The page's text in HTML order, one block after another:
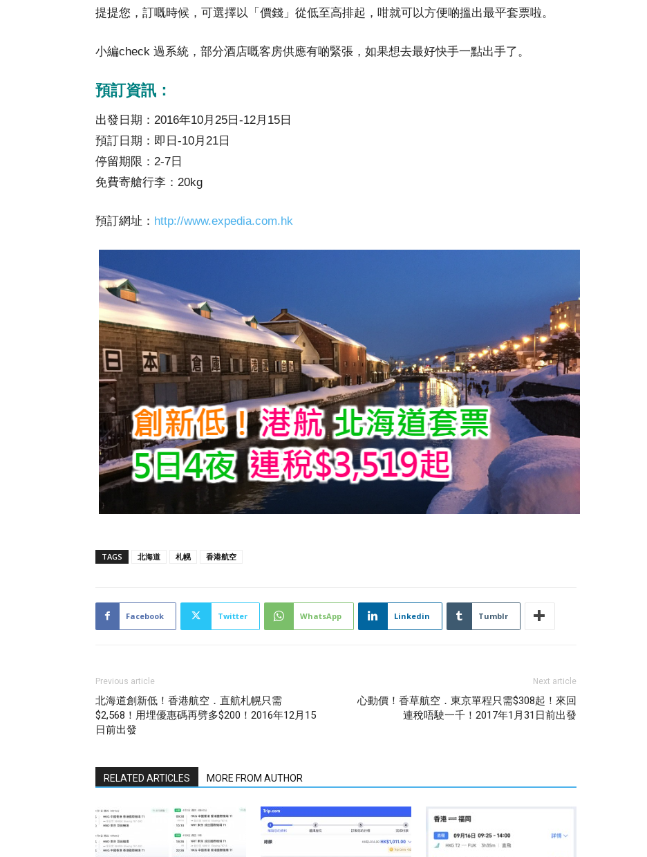
提提您，訂嘅時候，可選擇以「價錢」從低至高排起，咁就可以方便啲搵出最平套票啦。
小編check 過系統，部分酒店嘅客房供應有啲緊張，如果想去最好快手一點出手了。
預訂資訊：
出發日期：2016年10月25日-12月15日
預訂日期：即日-10月21日
停留期限：2-7日
免費寄艙行李：20kg
預訂網址： http://www.expedia.com.hk
TAGS 北海道 札幌 香港航空
Facebook Twitter WhatsApp Linkedin Tumblr
Previous article
北海道創新低！香港航空．直航札幌只需
$2,568！用埋優惠碼再劈多$200！2016年12月15
日前出發
Next article
心動價！香草航空．東京單程只需$308起！來回
連稅唔駛一千！2017年1月31日前出發
RELATED ARTICLES MORE FROM AUTHOR